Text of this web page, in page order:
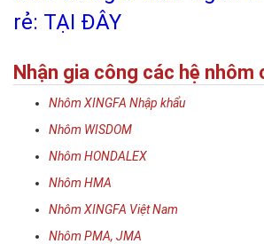
rẻ: TẠI ĐÂY
Nhận gia công các hệ nhôm
Nhôm XINGFA Nhập khẩu
Nhôm WISDOM
Nhôm HONDALEX
Nhôm HMA
Nhôm XINGFA Việt Nam
Nhôm PMA, JMA